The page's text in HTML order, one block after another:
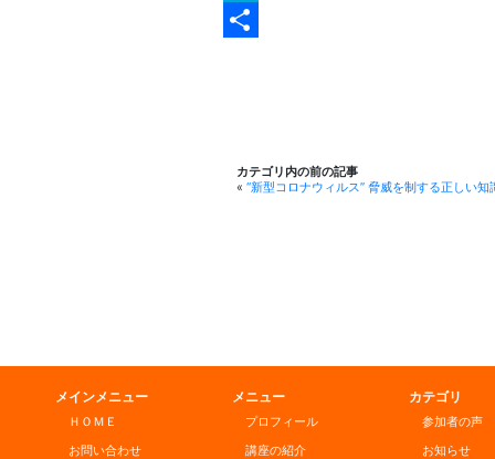
Hatena
カテゴリ内の前の記事
« “新型コロナウィルス” 脅威を制する正しい知
メインメニュー
ＨＯＭＥ
お問い合わせ
メニュー
プロフィール
講座の紹介
カテゴリ
参加者の声
お知らせ